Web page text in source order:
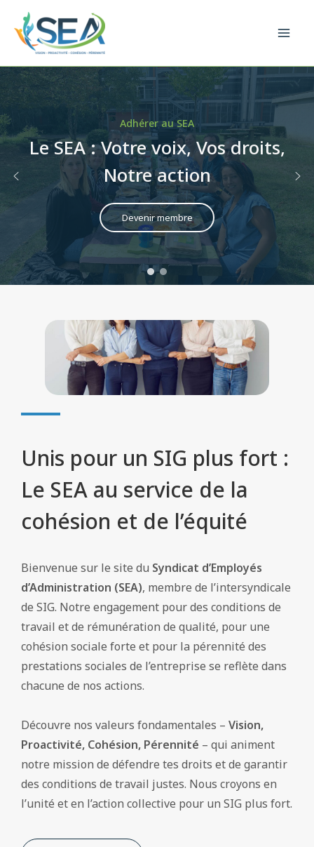
contenu
Adhérer au SEA
Le SEA : Votre voix, Vos droits,
Notre action
Devenir membre
Mission et compétences
Notre mission, Votre avenir
En savoir plus
Unis pour un SIG plus fort :
Le SEA au service de la
cohésion et de l’équité
Bienvenue sur le site du Syndicat d’Employés
d’Administration (SEA), membre de l’intersyndicale
de SIG. Notre engagement pour des conditions de
travail et de rémunération de qualité, pour une
cohésion sociale forte et pour la pérennité des
prestations sociales de l’entreprise se reflète dans
chacune de nos actions.
Découvre nos valeurs fondamentales – Vision,
Proactivité, Cohésion, Pérennité – qui animent
notre mission de défendre tes droits et de garantir
des conditions de travail justes. Nous croyons en
l’unité et en l’action collective pour un SIG plus fort.